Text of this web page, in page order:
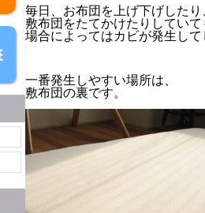
毎日、お布団を上げ下げしたり
敷布団をたてかけたりしていて
場合によってはカビが発生し
一番発生しやすい場所は、
敷布団の裏です。